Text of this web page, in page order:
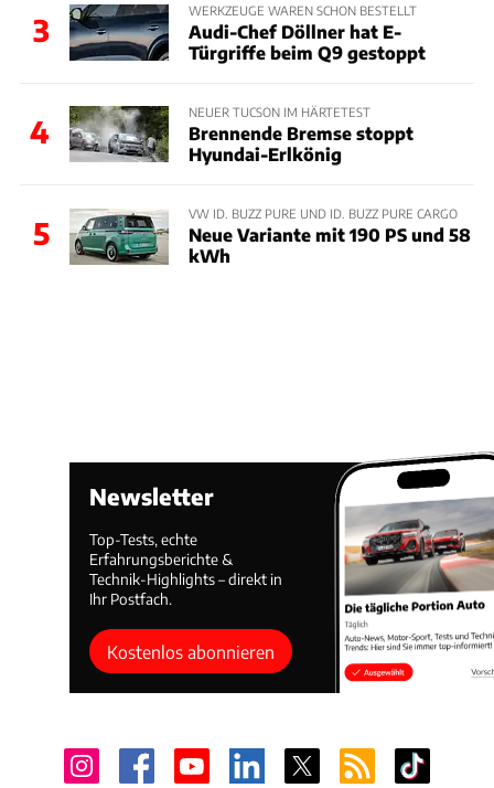
3
WERKZEUGE WAREN SCHON BESTELLT
Audi-Chef Döllner hat E-
Türgriffe beim Q9 gestoppt
4
NEUER TUCSON IM HÄRTETEST
Brennende Bremse stoppt
Hyundai-Erlkönig
5
VW ID. BUZZ PURE UND ID. BUZZ PURE CARGO
Neue Variante mit 190 PS und 58
kWh
Newsletter
Top-Tests, echte
Erfahrungsberichte &
Technik-Highlights – direkt in
Ihr Postfach.
Kostenlos abonnieren